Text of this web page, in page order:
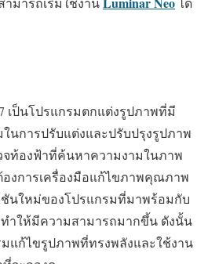
เป็นโปรแกรมตกแต่งรูปภาพที่มี
นการปรับแต่งและปรับปรุงรูปภาพ
จท้องฟ้าที่ค้นหาความงามในภาพ
งการเครื่องมือแก้ไขภาพคุณภาพ
ชันใหม่ของโปรแกรมที่มาพร้อมกับ
ำให้มีความสามารถมากขึ้น ดังนั้น
แก้ไขรูปภาพที่ทรงพลังและใช้งาน